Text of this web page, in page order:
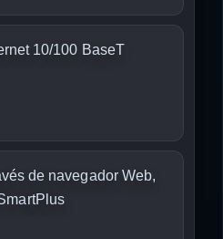
10/100 BaseT
de navegador Web,